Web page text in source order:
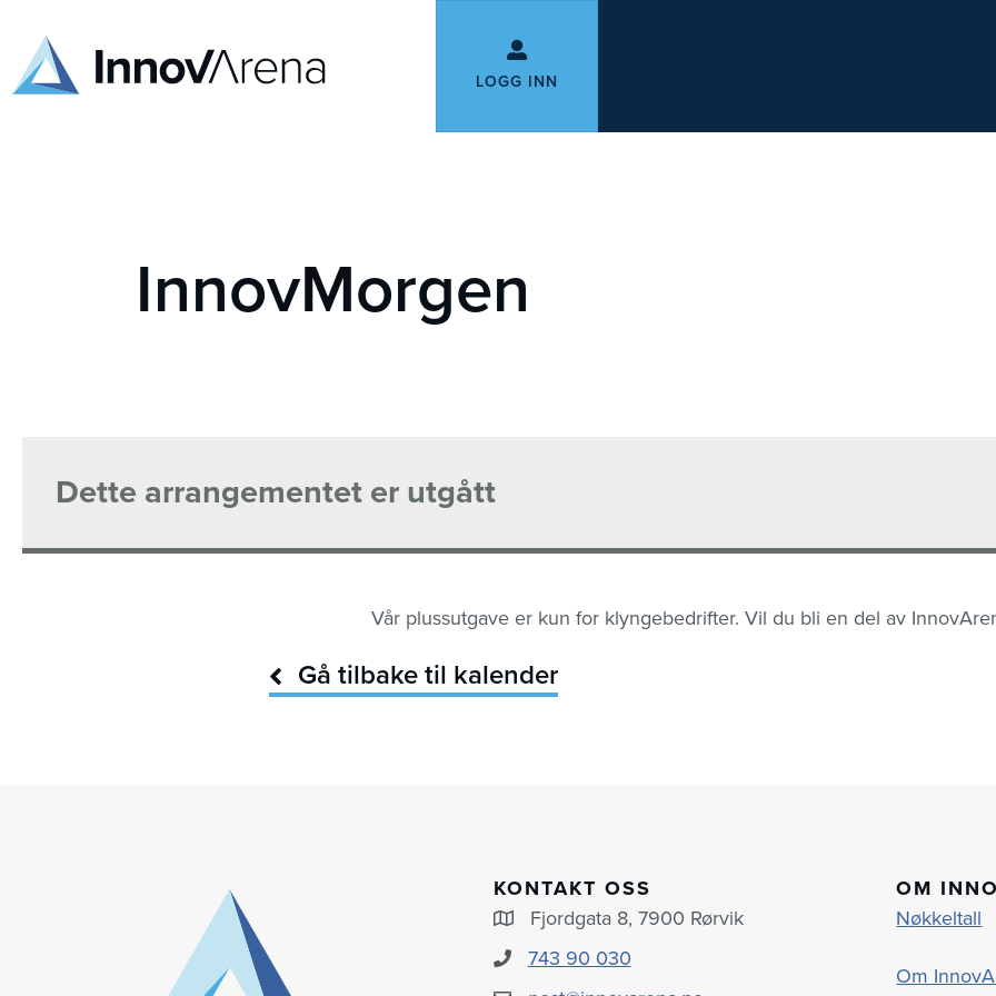
LOGG INN
InnovMorgen
Dette arrangementet er utgått
Vår plussutgave er kun for klyngebedrifter. Vil du bli en del av
Gå tilbake til kalender
KONTAKT OSS
Fjordgata 8, 7900 Rørvik
743 90 030
OM
Nøkkeltall
Om